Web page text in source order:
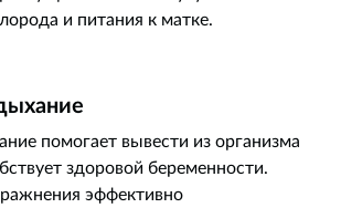
и питания к матке.
помогает вывести из организма
здоровой беременности.
эффективно